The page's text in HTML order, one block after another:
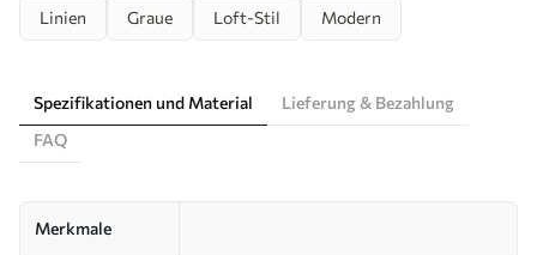
Linien Graue Loft-Stil Modern
Spezifikationen und Material
Lieferung & Bezahlung
FAQ
Merkmale